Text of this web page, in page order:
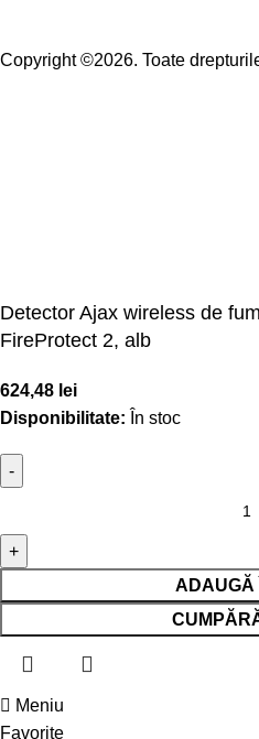
Copyright ©2026. Toate
Detector Ajax wireless de
FireProtect 2, alb
624,48 lei
Disponibilitate: În stoc
ADAUGĂ
Meniu
Favorite